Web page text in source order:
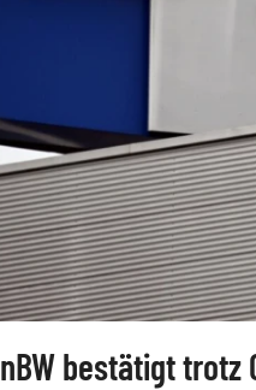
bestätigt trotz